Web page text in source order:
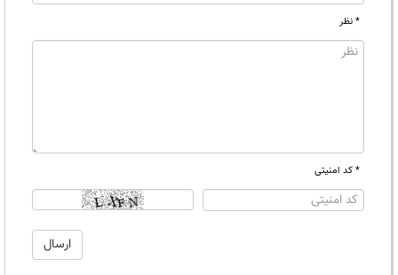
* نظر
* کد امنیتی